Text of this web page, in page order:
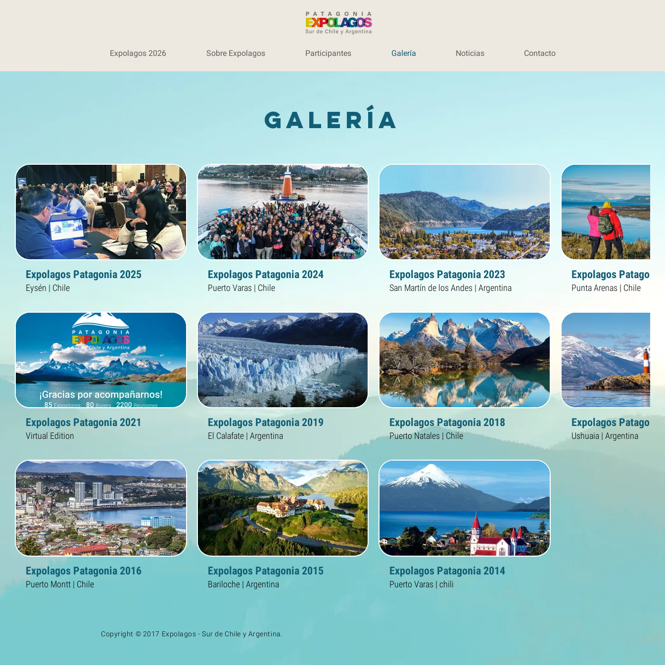
Expolagos 2026 Sobre Expolagos Participantes Galería Noticias Contacto
Galería
Expolagos Patagonia 2025
Eysén | Chile
Expolagos Patagonia 2024
Puerto Varas | Chile
Expolagos Patagonia 2023
San Martín de los Andes | Argentina
Expolagos
Punta Arenas | Chile
Expolagos Patagonia 2021
Virtual Edition
Expolagos Patagonia 2019
El Calafate | Argentina
Expolagos Patagonia 2018
Puerto Natales | Chile
Expolagos
Ushuaia | Argentina
Expolagos Patagonia 2016
Puerto Montt | Chile
Expolagos Patagonia 2015
Bariloche | Argentina
Expolagos Patagonia 2014
Puerto Varas | chili
Copyright © 2017 Expolagos - Sur de Chile y Argentina.